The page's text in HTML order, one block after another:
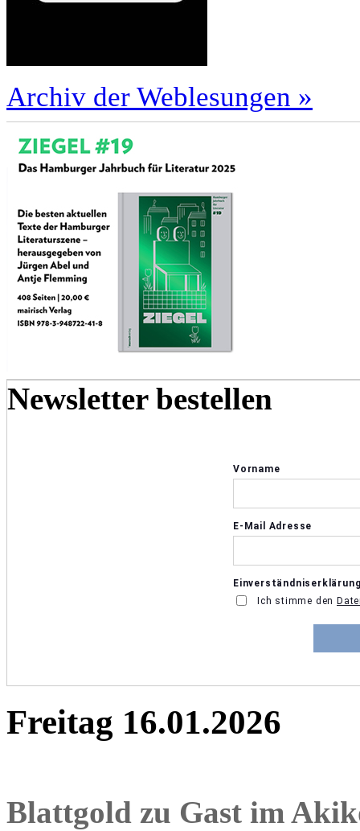
Archiv der Weblesungen »
Newsletter bestellen
Freitag 16.01.2026
Blattgold zu Gast im